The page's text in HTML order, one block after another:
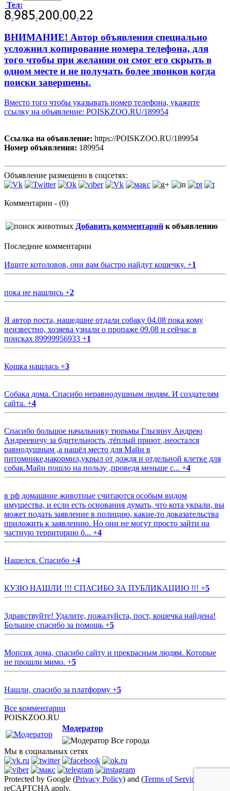
Тел:
-
- - -
ВНИМАНИЕ! Автор объявления специально
усложнил копирование номера телефона, для
того чтобы при желании он смог его скрыть в
одном месте и не получать более звонков когда
поиски завершены.
Вместо того чтобы указывать номер телефона, укажите
ссылку на объявление: POISKZOO.RU/189954
Ссылка на объявление: https://POISKZOO.RU/189954
Номер объявления: 189954
Объявление размещено в соцсетях:
Комментарии - (0)
Добавить комментарий к объявлению
Последние комментарии
Ищите котоловов, они вам быстро найдут кошечку. +1
пока не нашлись +2
Я автор поста, нашедшие отдали собаку 04.08 пока кому
неизвестно, хозяева узнали о пропаже 09.08 и сейчас в
поисках 89999956933 +1
Кошка нашлась +3
Собака дома. Спасибо неравнодушным людям. И создателям
сайта. +4
Спасибо большое начальнику тюрьмы Глызину Андрею
Андреевичу за бдительность ,тёплый приют ,неостался
равнодушным ,а нашёл место для Майи в
питомнике,накормил,укрыл от дождя и отдельной клетке для
собак.Майи пошло на пользу ,проведя меньше с... +4
в рф домашние животные считаются особым видом
имущества, и если есть основания думать, что кота украли, вы
может подать заявление в полицию, какие-то доказательства
приложить к заявлению. Но они не могут просто зайти на
частную территорию б... +4
Нашелся. Спасибо +4
КУЗЮ НАШЛИ !!! СПАСИБО ЗА ПУБЛИКАЦИЮ !!! +5
Здравствуйте! Удалите, пожалуйста, пост, кошечка найдена!
Большое спасибо за помощь +5
Мопсик дома, спасибо сайту и прекрасным людям. Которые
не прошли мимо. +5
Нашли, спасибо за платформу +5
Все комментарии
POISKZOO.RU
Модератор
Все города
Мы в социальных сетях
Protected by Google (Privacy Policy) and (Terms of Service
reCAPTCHA apply.